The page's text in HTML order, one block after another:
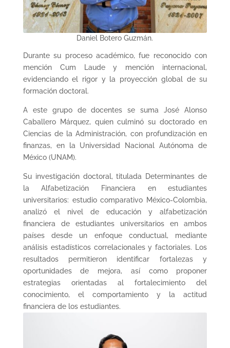
Daniel Botero Guzmán.
Durante su proceso académico, fue reconocido con
mención Cum Laude y mención internacional,
evidenciando el rigor y la proyección global de su
formación doctoral.
A este grupo de docentes se suma José Alonso
Caballero Márquez, quien culminó su doctorado en
Ciencias de la Administración, con profundización en
finanzas, en la Universidad Nacional Autónoma de
México (UNAM).
Su investigación doctoral, titulada Determinantes de
la Alfabetización Financiera en estudiantes
universitarios: estudio comparativo México-Colombia,
analizó el nivel de educación y alfabetización
financiera de estudiantes universitarios en ambos
países desde un enfoque conductual, mediante
análisis estadísticos correlacionales y factoriales. Los
resultados permitieron identificar fortalezas y
oportunidades de mejora, así como proponer
estrategias orientadas al fortalecimiento del
conocimiento, el comportamiento y la actitud
financiera de los estudiantes.